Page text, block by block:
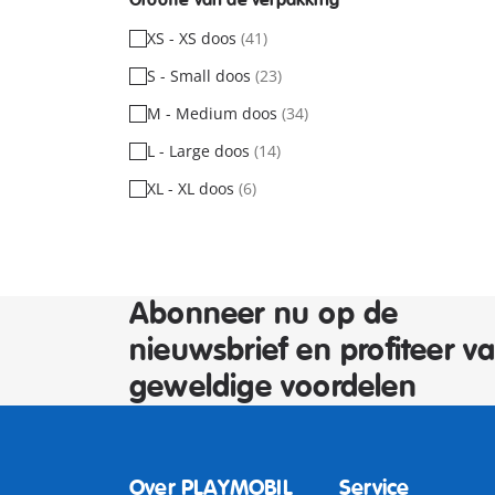
XS - XS doos (41)
S - Small doos (23)
M - Medium doos (34)
L - Large doos (14)
XL - XL doos (6)
Abonneer nu op de
nieuwsbrief en profiteer
geweldige voordelen
Over PLAYMOBIL Service